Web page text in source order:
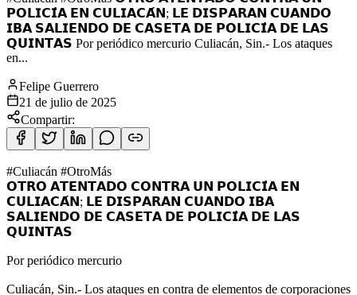
𝗣𝗢𝗟𝗜𝗖𝗜́𝗔 𝗘𝗡 𝗖𝗨𝗟𝗜𝗔𝗖𝗔́𝗡; 𝗟𝗘 𝗗𝗜𝗦𝗣𝗔𝗥𝗔𝗡 𝗖𝗨𝗔𝗡𝗗𝗢
𝗜𝗕𝗔 𝗦𝗔𝗟𝗜𝗘𝗡𝗗𝗢 𝗗𝗘 𝗖𝗔𝗦𝗘𝗧𝗔 𝗗𝗘 𝗣𝗢𝗟𝗜𝗖𝗜́𝗔 𝗗𝗘 𝗟𝗔𝗦
𝗤𝗨𝗜𝗡𝗧𝗔𝗦 Por periódico mercurio Culiacán, Sin.- Los ataques
en...
Felipe Guerrero
21 de julio de 2025
Compartir:
#Culiacán #OtroMás
𝗢𝗧𝗥𝗢 𝗔𝗧𝗘𝗡𝗧𝗔𝗗𝗢 𝗖𝗢𝗡𝗧𝗥𝗔 𝗨𝗡 𝗣𝗢𝗟𝗜𝗖𝗜́𝗔 𝗘𝗡
𝗖𝗨𝗟𝗜𝗔𝗖𝗔́𝗡; 𝗟𝗘 𝗗𝗜𝗦𝗣𝗔𝗥𝗔𝗡 𝗖𝗨𝗔𝗡𝗗𝗢 𝗜𝗕𝗔
𝗦𝗔𝗟𝗜𝗘𝗡𝗗𝗢 𝗗𝗘 𝗖𝗔𝗦𝗘𝗧𝗔 𝗗𝗘 𝗣𝗢𝗟𝗜𝗖𝗜́𝗔 𝗗𝗘 𝗟𝗔𝗦
𝗤𝗨𝗜𝗡𝗧𝗔𝗦
Por periódico mercurio
Culiacán, Sin.- Los ataques en contra de elementos de corporaciones